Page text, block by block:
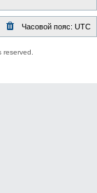
Часовой пояс: UTC